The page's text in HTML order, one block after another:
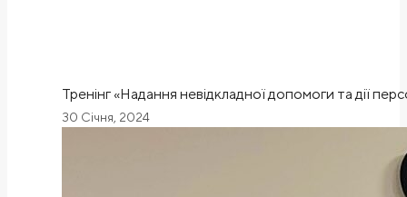
Тренінг «Надання невідкладної допомоги та дії
30 Січня, 2024